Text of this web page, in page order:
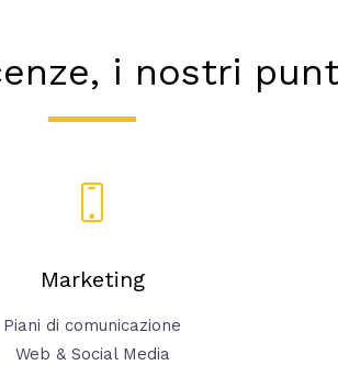
i nostri
Marketing
Piani di comunicazione
Web & Social Media